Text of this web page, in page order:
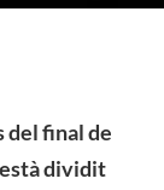
del final de
dividit